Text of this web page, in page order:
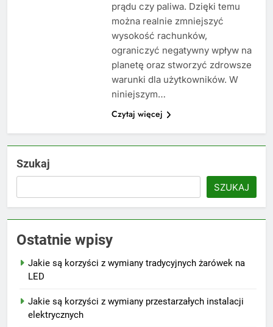
prądu czy paliwa. Dzięki temu
można realnie zmniejszyć
wysokość rachunków,
ograniczyć negatywny wpływ na
planetę oraz stworzyć zdrowsze
warunki dla użytkowników. W
niniejszym…
Czytaj więcej
Szukaj
SZUKAJ
Ostatnie wpisy
Jakie są korzyści z wymiany tradycyjnych żarówek na
LED
Jakie są korzyści z wymiany przestarzałych instalacji
elektrycznych